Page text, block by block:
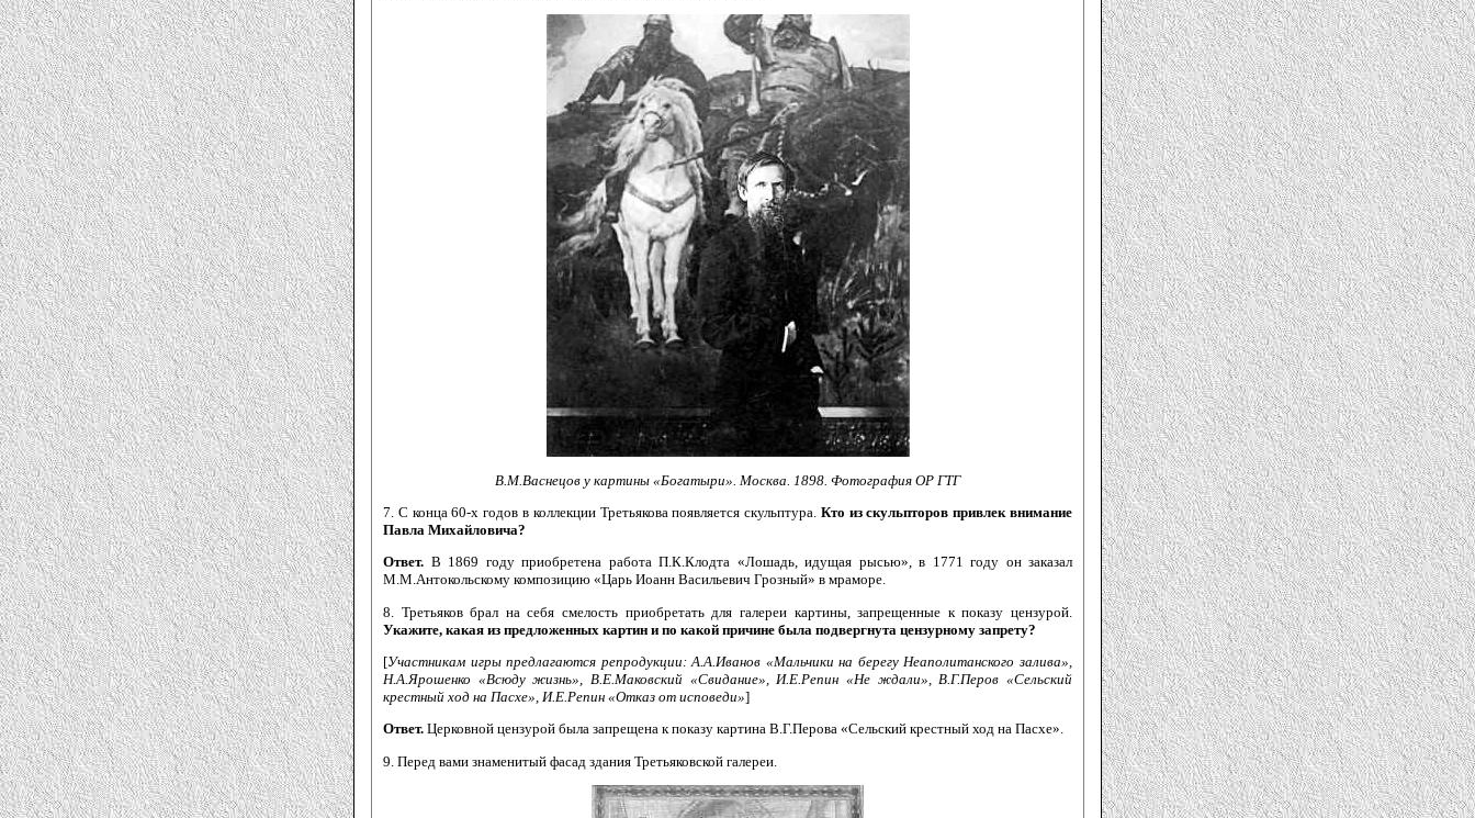
В.М.Васнецов у картины «Богатыри». Москва. 1898. Фотография ОР ГТГ
7. С конца 60-х годов в коллекции Третьякова появляется скульптура. Кто из скульпторов привлек внимание
Павла Михайловича?
Ответ. В 1869 году приобретена работа П.К.Клодта «Лошадь, идущая рысью», в 1771 году он заказал
М.М.Антокольскому композицию «Царь Иоанн Васильевич Грозный» в мраморе.
8. Третьяков брал на себя смелость приобретать для галереи картины, запрещенные к показу цензурой.
Укажите, какая из предложенных картин и по какой причине была подвергнута цензурному запрету?
[Участникам игры предлагаются репродукции: А.А.Иванов «Мальчики на берегу Неаполитанского залива»,
Н.А.Ярошенко «Всюду жизнь», В.Е.Маковский «Свидание», И.Е.Репин «Не ждали», В.Г.Перов «Сельский
крестный ход на Пасхе», И.Е.Репин «Отказ от исповеди»]
Ответ. Церковной цензурой была запрещена к показу картина В.Г.Перова «Сельский крестный ход на Пасхе».
9. Перед вами знаменитый фасад здания Третьяковской галереи.